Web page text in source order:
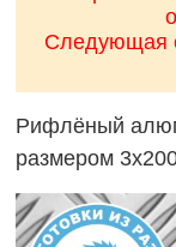
Следующая
Рифлёный
размером